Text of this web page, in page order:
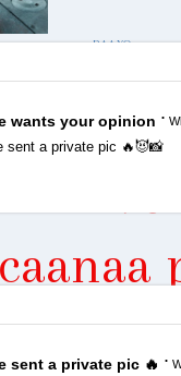
RAAXO